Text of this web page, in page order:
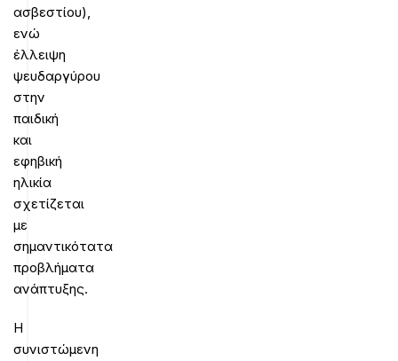
ασβεστίου),
ενώ
έλλειψη
ψευδαργύρου
στην
παιδική
και
εφηβική
ηλικία
σχετίζεται
με
σημαντικότατα
προβλήματα
ανάπτυξης.
Η
συνιστώμενη